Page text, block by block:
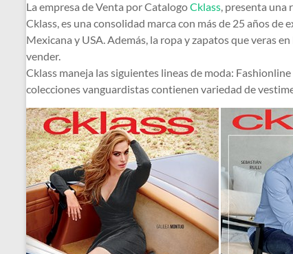
La empresa de Venta por CatalogoCklass, presenta una
Cklass, es una consolidad marca con más de 25 años
Mexicana y USA. Además, la ropa y zapatos que veras
vender.
Cklass maneja las siguientes lineas de moda:
colecciones vanguardistas contienen variedad de